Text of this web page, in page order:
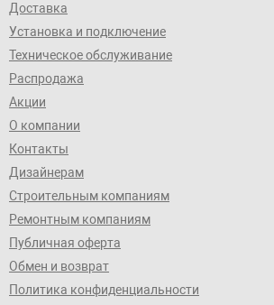
Доставка
Установка и подключение
Техническое обслуживание
Распродажа
Акции
О компании
Контакты
Дизайнерам
Строительным компаниям
Ремонтным компаниям
Публичная оферта
Обмен и возврат
Политика конфиденциальности